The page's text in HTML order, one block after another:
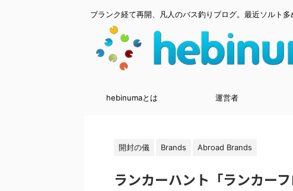
ブランク経て再開、凡人のバス釣りブログ。最近ソルト多
hebinumaとは 運営者
開封の儀 Brands Abroad Brands
ランカーハント「ランカー